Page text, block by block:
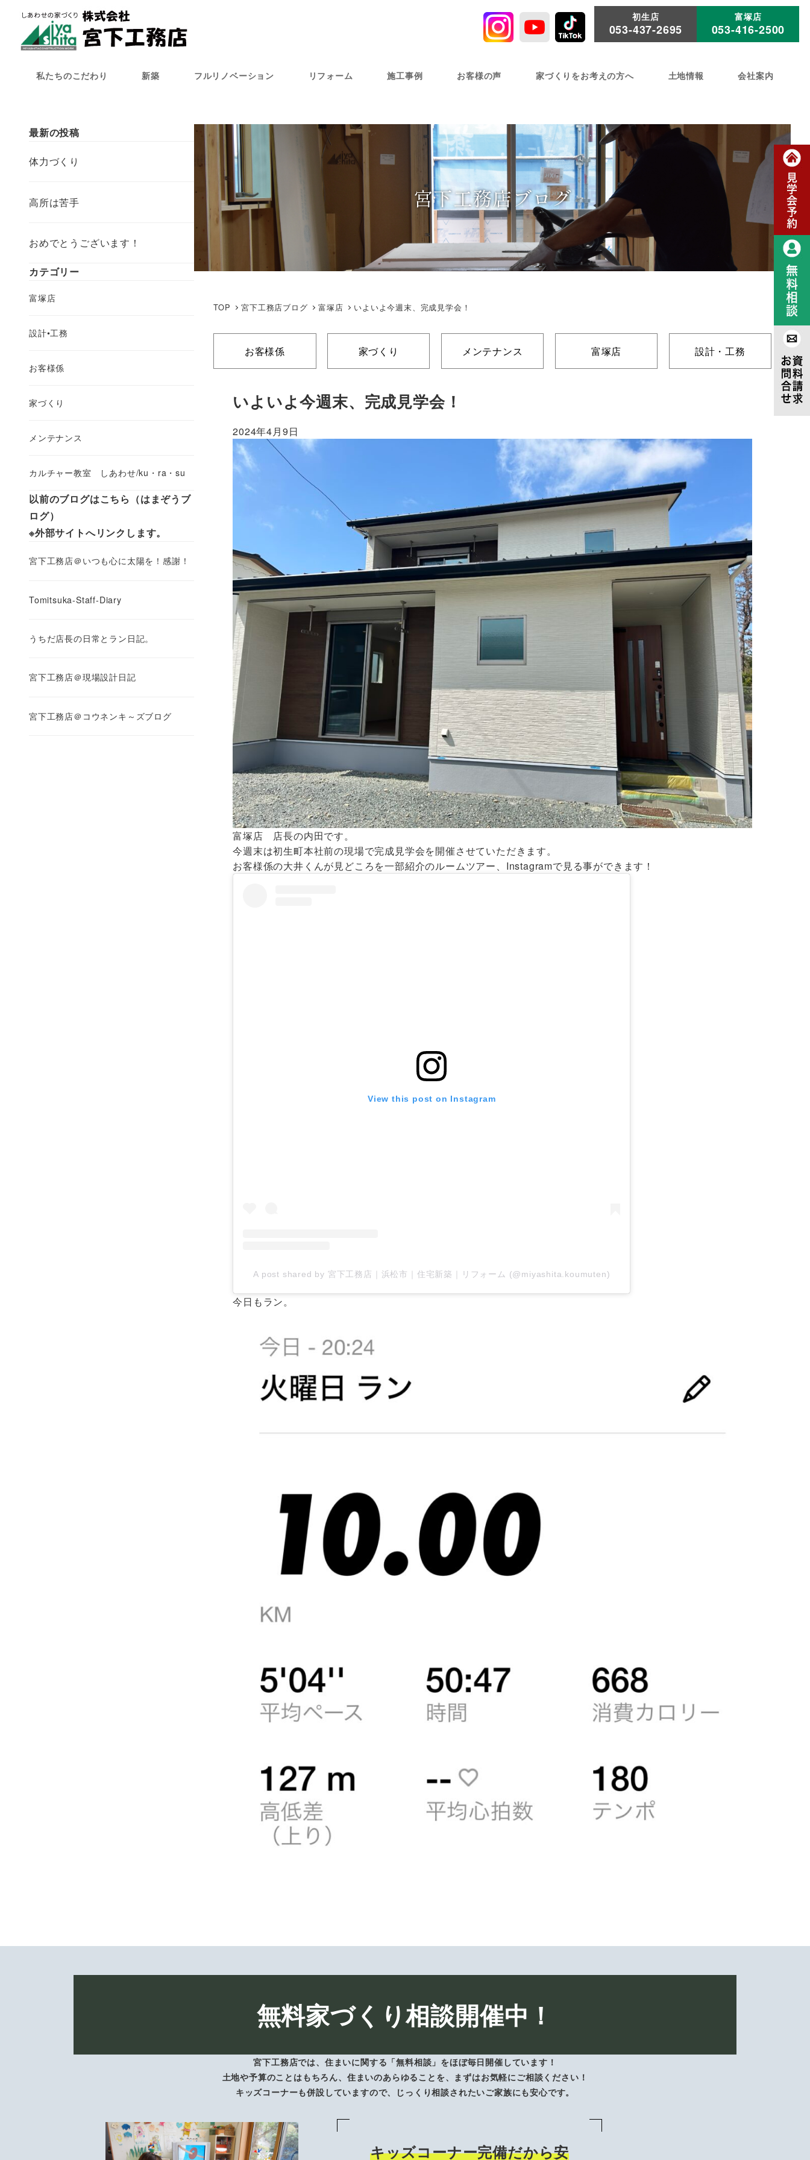
初生店
053-437-2695
富塚店
053-416-2500
私たちのこだわり 新築 フルリノベーション リフォーム 施工事例 お客様の声 家づくりをお考えの方へ 土地情報 会社案内
宮下工務店ブログ
TOP 宮下工務店ブログ 富塚店 いよいよ今週末、完成見学会！
お客様係 家づくり メンテナンス 富塚店 設計・工務
いよいよ今週末、完成見学会！
2024年4月9日
富塚店 店長の内田です。
今週末は初生町本社前の現場で完成見学会を開催させていただきます。
お客様係の大井くんが見どころを一部紹介のルームツアー、Instagramで見る事ができます！
View this post on Instagram
A post shared by 宮下工務店｜浜松市｜住宅新築｜リフォーム (@miyashita.koumuten)
今日もラン。
最新の投稿
体力づくり
高所は苦手
おめでとうございます！
カテゴリー
富塚店
設計•工務
お客様係
家づくり
メンテナンス
カルチャー教室 しあわせ/ku・ra・su
以前のブログはこちら（はまぞうブ
ログ）
※外部サイトへリンクします。
宮下工務店＠いつも心に太陽を！感謝！
Tomitsuka-Staff-Diary
うちだ店長の日常とラン日記。
宮下工務店＠現場設計日記
宮下工務店＠コウネンキ～ズブログ
無料家づくり相談開催中！
宮下工務店では、住まいに関する「無料相談」をほぼ毎日開催しています！
土地や予算のことはもちろん、住まいのあらゆることを、まずはお気軽にご相談ください！
キッズコーナーも併設していますので、じっくり相談されたいご家族にも安心です。
キッズコーナー完備だから安